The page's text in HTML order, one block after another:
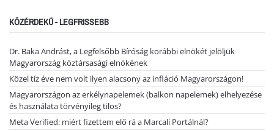
KÖZÉRDEKŰ - LEGFRISSEBB
Dr. Baka Andrást, a Legfelsőbb Bíróság korábbi elnökét jelöljük
Magyarország köztársasági elnökének
Közel tíz éve nem volt ilyen alacsony az infláció Magyarországon!
Magyarországon az erkélynapelemek (balkon napelemek) elhelyezése
és használata törvényileg tilos?
Meta Verified: miért fizettem elő rá a Marcali Portálnál?